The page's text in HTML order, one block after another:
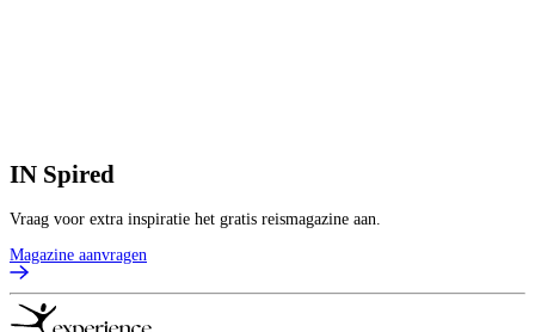
IN Spired
Vraag voor extra inspiratie het gratis reismagazine aan.
Magazine aanvragen